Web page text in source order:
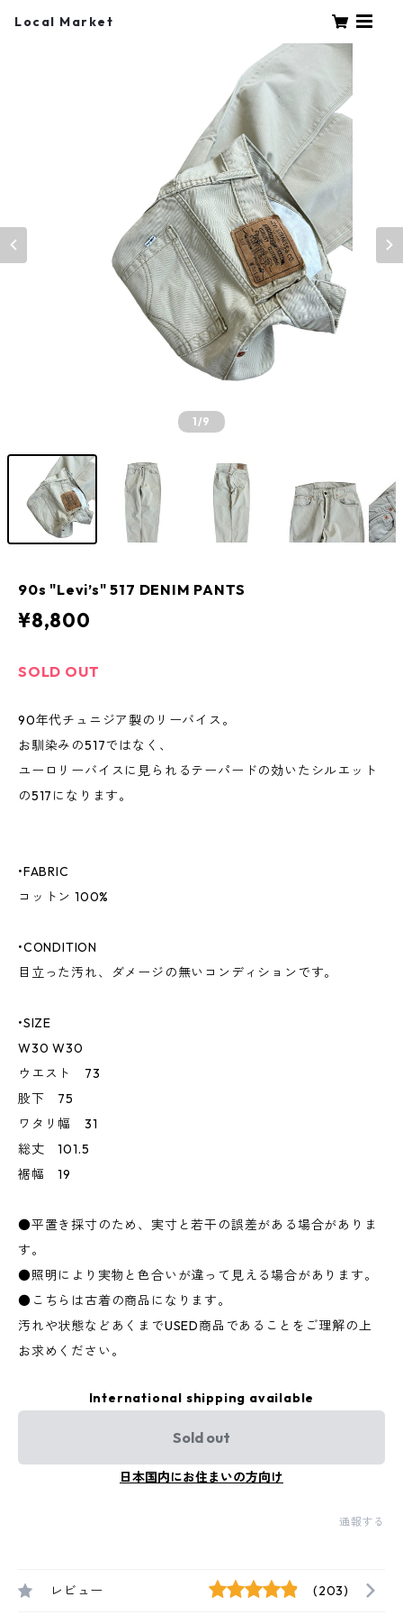
Local Market
1/9
90s "Levi’s" 517 DENIM PANTS
¥8,800
SOLD OUT
90年代チュニジア製のリーバイス。
お馴染みの517ではなく、
ユーロリーバイスに見られるテーパードの効いたシルエット
の517になります。
•FABRIC
コットン 100%
•CONDITION
目立った汚れ、ダメージの無いコンディションです。
•SIZE
W30 W30
ウエスト 73
股下 75
ワタリ幅 31
総丈 101.5
裾幅 19
●平置き採寸のため、実寸と若干の誤差がある場合がありま
す。
●照明により実物と色合いが違って見える場合があります。
●こちらは古着の商品になります。
汚れや状態などあくまでUSED商品であることをご理解の上
お求めください。
International shipping available
Sold out
日本国内にお住まいの方向け
通報する
レビュー (203)